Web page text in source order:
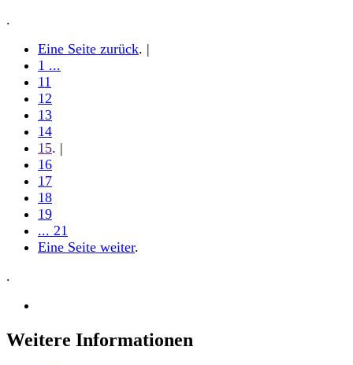
.
Eine Seite zurück. |
1 ...
11
12
13
14
15. |
16
17
18
19
... 21
Eine Seite weiter.
.
Weitere Informationen